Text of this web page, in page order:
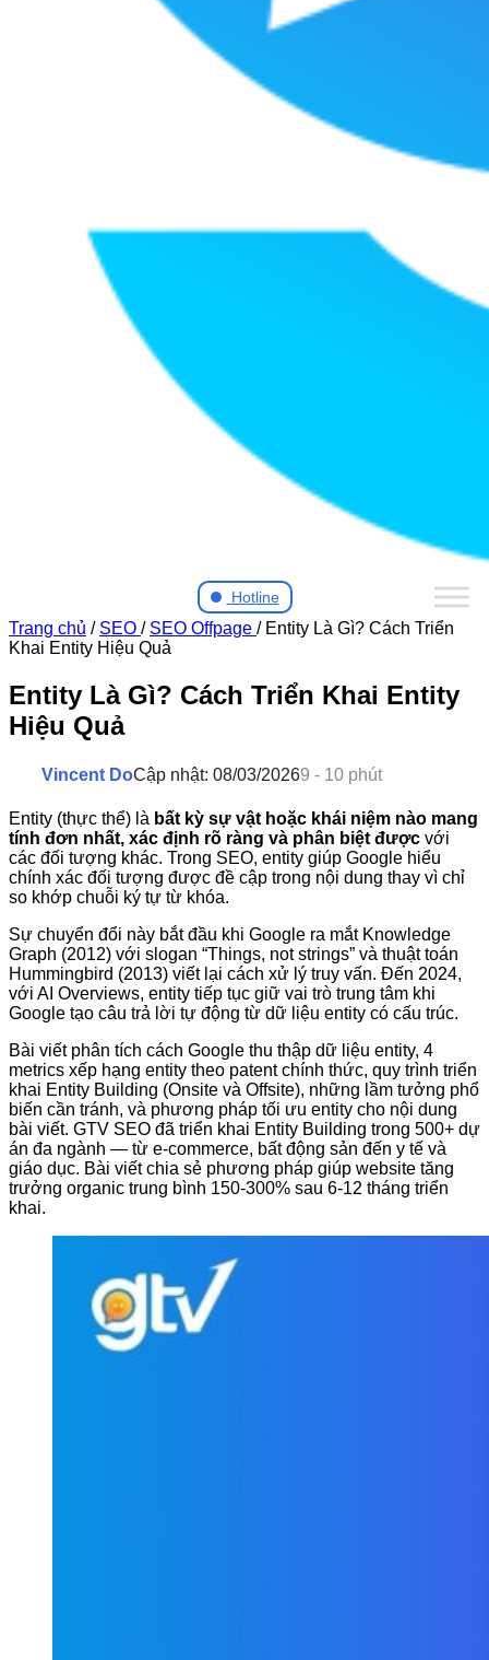
Hotline
Trang chủ / SEO / SEO Offpage / Entity Là Gì? Cách Triển
Khai Entity Hiệu Quả
Entity Là Gì? Cách Triển Khai Entity
Hiệu Quả
Vincent DoCập nhật: 08/03/20269 - 10 phút
Entity (thực thể) là bất kỳ sự vật hoặc khái niệm nào mang
tính đơn nhất, xác định rõ ràng và phân biệt được với
các đối tượng khác. Trong SEO, entity giúp Google hiểu
chính xác đối tượng được đề cập trong nội dung thay vì chỉ
so khớp chuỗi ký tự từ khóa.
Sự chuyển đổi này bắt đầu khi Google ra mắt Knowledge
Graph (2012) với slogan “Things, not strings” và thuật toán
Hummingbird (2013) viết lại cách xử lý truy vấn. Đến 2024,
với AI Overviews, entity tiếp tục giữ vai trò trung tâm khi
Google tạo câu trả lời tự động từ dữ liệu entity có cấu trúc.
Bài viết phân tích cách Google thu thập dữ liệu entity, 4
metrics xếp hạng entity theo patent chính thức, quy trình triển
khai Entity Building (Onsite và Offsite), những lầm tưởng phổ
biến cần tránh, và phương pháp tối ưu entity cho nội dung
bài viết. GTV SEO đã triển khai Entity Building trong 500+ dự
án đa ngành — từ e-commerce, bất động sản đến y tế và
giáo dục. Bài viết chia sẻ phương pháp giúp website tăng
trưởng organic trung bình 150-300% sau 6-12 tháng triển
khai.